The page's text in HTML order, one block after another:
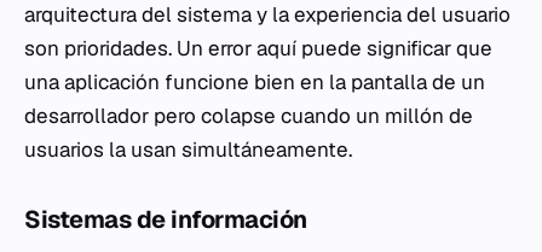
arquitectura del sistema y la experiencia del usuario
son prioridades. Un error aquí puede significar que
una aplicación funcione bien en la pantalla de un
desarrollador pero colapse cuando un millón de
usuarios la usan simultáneamente.
Sistemas de información